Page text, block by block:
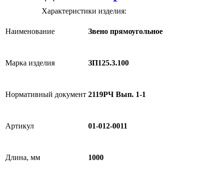
Характеристики изделия:
Наименование Звено прямоугольное
Марка изделия ЗП125.3.100
Нормативный документ 2119РЧ Вып. 1-1
Артикул 01-012-0011
Длина, мм 1000